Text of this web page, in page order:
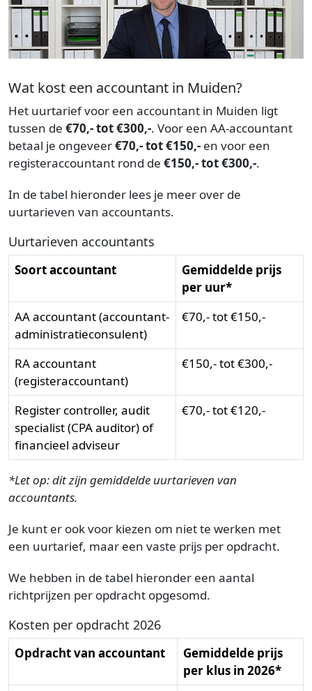
Wat kost een accountant in Muiden?
Het uurtarief voor een accountant in Muiden ligt
tussen de €70,- tot €300,-. Voor een AA-accountant
betaal je ongeveer€70,- tot €150,- en voor een
registeraccountant rond de €150,- tot €300,-.
In de tabel hieronder lees je meer over de
uurtarieven van accountants.
Uurtarieven accountants
Soort accountant
Gemiddelde prijs
per uur*
AA accountant (accountant-
administratieconsulent)
€70,- tot €150,-
RA accountant
(registeraccountant)
€150,- tot €300,-
Register controller, audit
specialist (CPA auditor) of
financieel adviseur
€70,- tot €120,-
*Let op: dit zijn gemiddelde uurtarieven van
accountants.
Je kunt er ook voor kiezen om niet te werken met
een uurtarief, maar een vaste prijs per opdracht.
We hebben in de tabel hieronder een aantal
richtprijzen per opdracht opgesomd.
Kosten per opdracht 2026
Opdracht van accountant
Gemiddelde prijs
per klus in 2026*